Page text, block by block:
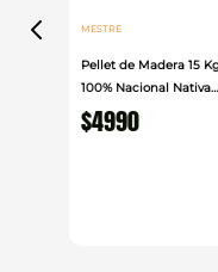
MESTRE
Pellet de Madera 15
100% Nacional Nativa
Mestre
$4990